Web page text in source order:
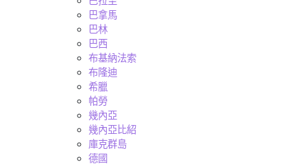
巴拿馬
巴林
巴西
布基納法索
布隆迪
希臘
帕勞
幾內亞
幾內亞比紹
庫克群島
德國